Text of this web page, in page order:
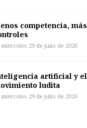
competencia, más
miércoles 29 de julio de 2026
artificial y el
ludita
miércoles 29 de julio de 2026